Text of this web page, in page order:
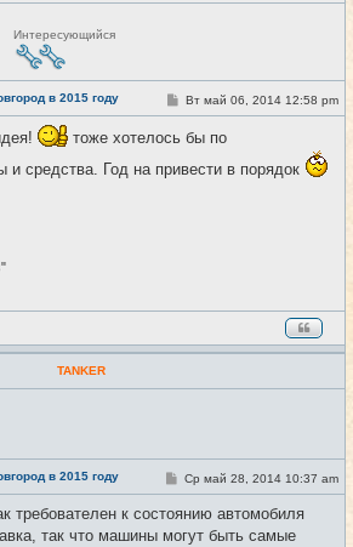
Интересующийся
в 2015 году #6
С
о
б
е
Вт май 06, 2014 12:58 pm
тоже хотелось бы по
и средства. Год на привести в порядок
TANKER
в 2015 году #7
С
о
б
щ
Ср май 28, 2014 10:37 am
требователен к состоянию автомобиля
так что машины могут быть самые